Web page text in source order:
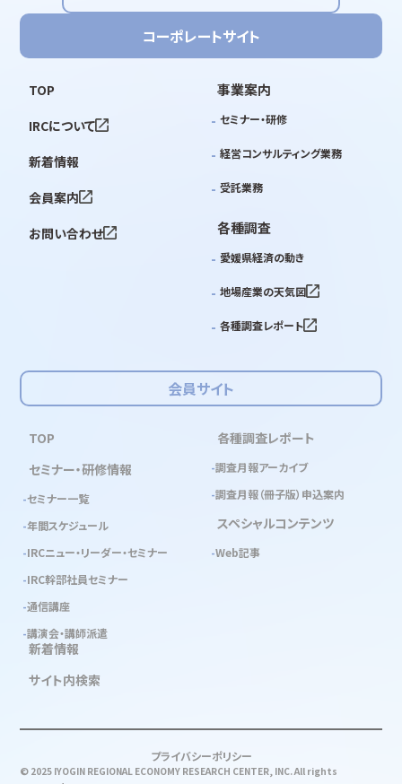
コーポレートサイト
TOP
IRCについて
新着情報
会員案内
お問い合わせ
事業案内
セミナー・研修
経営コンサルティング業務
受託業務
各種調査
愛媛県経済の動き
地場産業の天気図
各種調査レポート
会員サイト
TOP
セミナー・研修情報
セミナー一覧
年間スケジュール
IRCニュー・リーダー・セミナー
IRC幹部社員セミナー
通信講座
講演会・講師派遣
各種調査レポート
調査月報アーカイブ
調査月報（冊子版）申込案内
スペシャルコンテンツ
Web記事
新着情報
サイト内検索
プライバシーポリシー
© 2025 IYOGIN REGIONAL ECONOMY RESEARCH CENTER, INC. All rights